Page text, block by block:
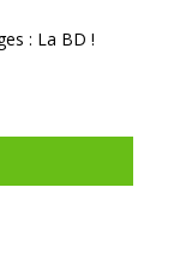
: La BD !